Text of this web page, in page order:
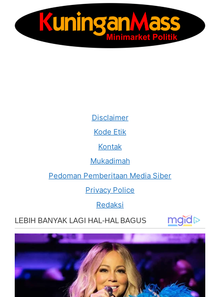
Disclaimer
Kode Etik
Kontak
Mukadimah
Pedoman Pemberitaan Media Siber
Privacy Police
Redaksi